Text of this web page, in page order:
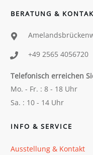
BERATUNG &
+49 2565 4056720
Telefonisch erreichen
Mo. - Fr. : 8 - 18 Uhr
Sa. : 10 - 14 Uhr
INFO & SERVICE
Ausstellung & Kontakt